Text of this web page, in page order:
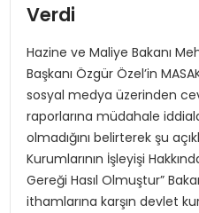
TOROSLAR’DA PAZAR
Verdi
Hazine ve Maliye Bakanı
Başkanı Özgür Özel’in
sosyal medya üzerinden
raporlarına müdahale
olmadığını belirterek şu
Kurumlarının İşleyişi
Gereği Hasıl Olmuştur”
ithamlarına karşın devlet